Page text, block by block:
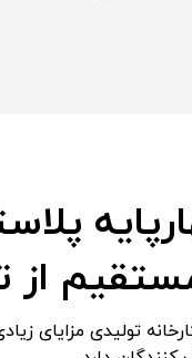
از
تولیدی مزایای